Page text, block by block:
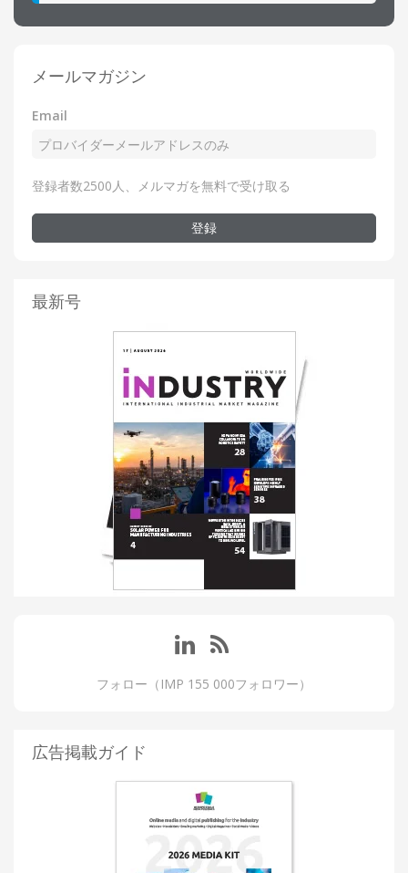
メールマガジン
Email
登録者数2500人、メルマガを無料で受け取る
登録
最新号
フォロー（IMP 155 000フォロワー）
広告掲載ガイド